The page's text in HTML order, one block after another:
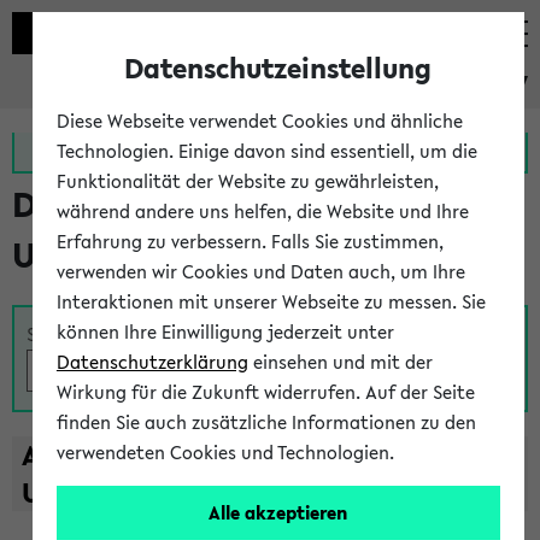
eKVV
Zur MeineUni App Zum MeineUni Portal
Das Lehrangebot der
Universität Bielefeld
Suche
A B C D E F G H I J K L M N O
U
V W X Y
Z
Datenschutzeinstellung
Diese Webseite verwendet Cookies und ähnliche
Technologien. Einige davon sind essentiell, um die
Funktionalität der Website zu gewährleisten,
während andere uns helfen, die Website und Ihre
Erfahrung zu verbessern. Falls Sie zustimmen,
verwenden wir Cookies und Daten auch, um Ihre
Interaktionen mit unserer Webseite zu messen. Sie
können Ihre Einwilligung jederzeit unter
Datenschutzerklärung einsehen und mit der
Wirkung für die Zukunft widerrufen. Auf der Seite
finden Sie auch zusätzliche Informationen zu den
verwendeten Cookies und Technologien.
Alle akzeptieren